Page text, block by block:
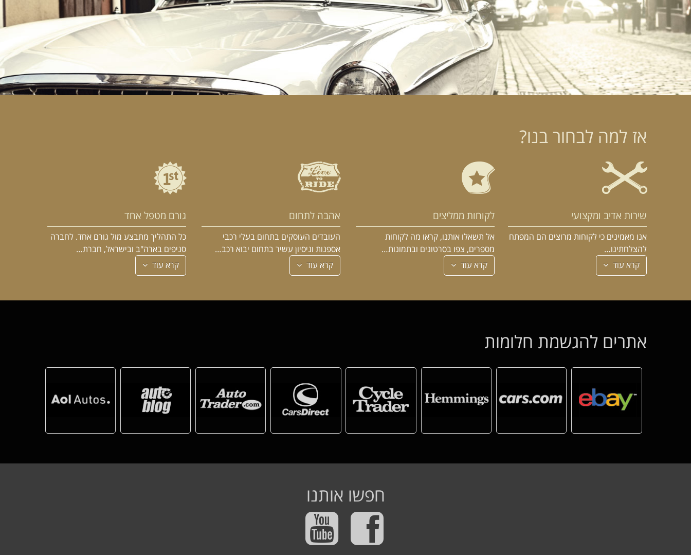
אז למה לבחור בנו?
שירות אדיב ומקצועי
אנו מאמינים כי לקוחות מרוצים הם המפתח
להצלחתינו…
קרא עוד
לקוחות ממליצים
אל תשאלו אותנו, קראו מה לקוחות
מספרים, צפו בסרטונים ובתמונות…
קרא עוד
אהבה לתחום
העובדים העוסקים בתחום בעלי רכבי
אספנות וניסיון עשיר בתחום יבוא רכב…
קרא עוד
גורם מטפל אחד
כל התהליך מתבצע מול גורם אחד. לחברה
סניפים בארה"ב ובישראל, חברת…
קרא עוד
אתרים להגשמת חלומות
חפשו אותנו
הרכב הוא האהבה הראשונה שלך?
במקום לקבל שטויות במייל, הירשם ותתחיל לקבל מאיתנו אהבה מוטורית